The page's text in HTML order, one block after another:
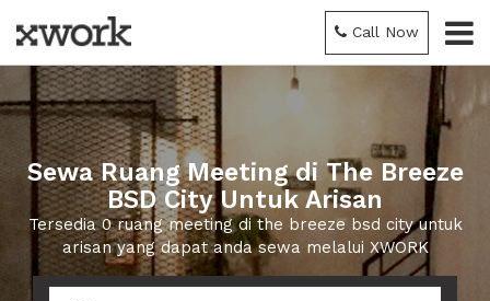
Call Now
Sewa Ruang Meeting di The Breeze
BSD City Untuk Arisan
Tersedia 0 ruang meeting di the breeze bsd city untuk
arisan yang dapat anda sewa melalui XWORK